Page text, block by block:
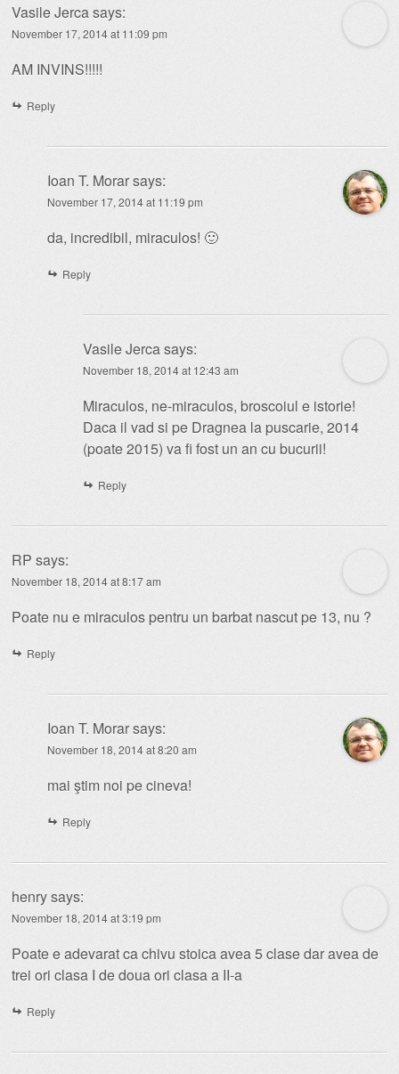
Vasile Jercasays:
November 17, 2014 at 11:09 pm
AM INVINS!!!!!
Reply
Ioan T. Morarsays:
November 17, 2014 at 11:19 pm
da, incredibil, miraculos! 🙂
Reply
Vasile Jercasays:
November 18, 2014 at 12:43 am
Miraculos, ne-miraculos, broscoiul e istorie!
Daca il vad si pe Dragnea la puscarie, 2014
(poate 2015) va fi fost un an cu bucurii!
Reply
RP says:
November 18, 2014 at 8:17 am
Poate nu e miraculos pentru un barbat nascut pe 13, nu ?
Reply
Ioan T. Morarsays:
November 18, 2014 at 8:20 am
mai ştim noi pe cineva!
Reply
henrysays:
November 18, 2014 at 3:19 pm
Poate e adevarat ca chivu stoica avea 5 clase dar avea de
trei ori clasa I de doua ori clasa a II-a
Reply